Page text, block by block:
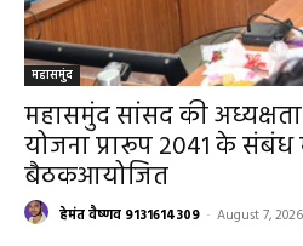
महासमुंद
महासमुंद सांसद की
योजना प्रारूप 2041 के संबंध
बैठकआयोजित
हेमंत वैष्णव 9131614309 - August 7, 2026